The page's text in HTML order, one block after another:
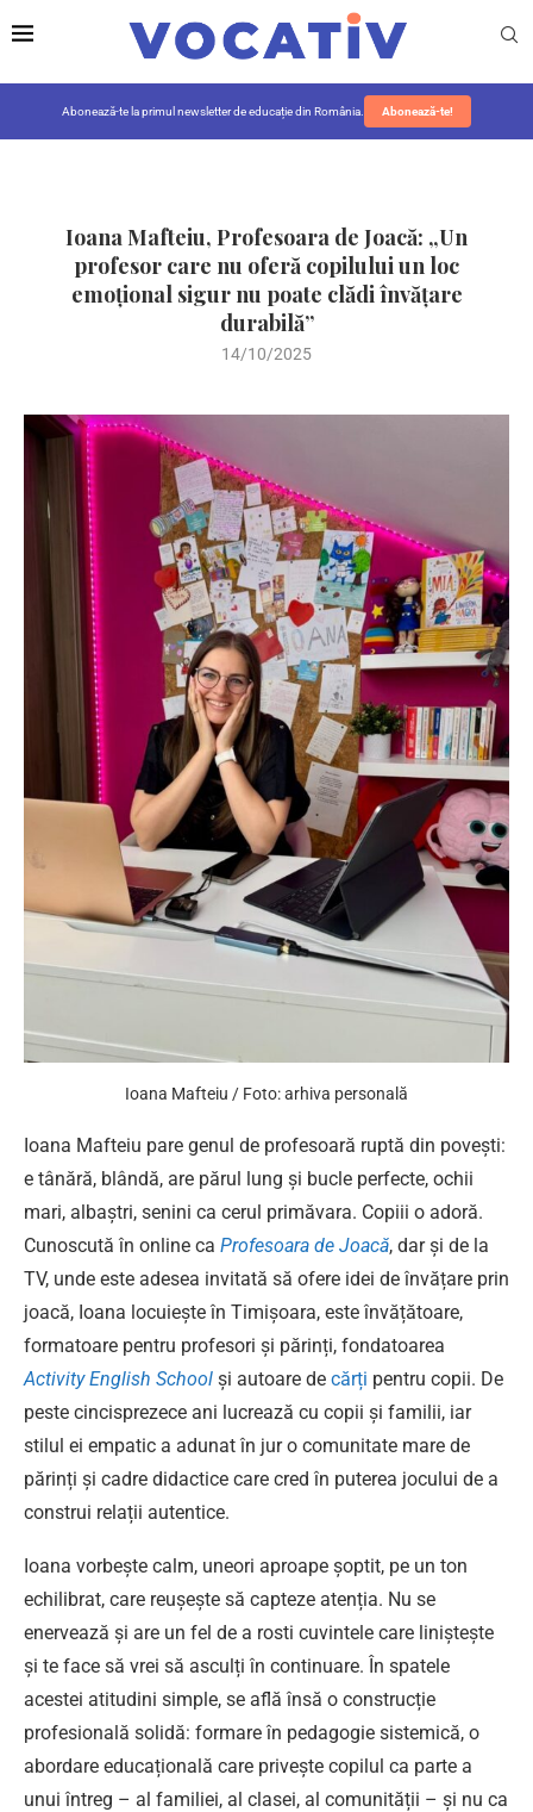
Abonează-te la primul newsletter de educație din România. Abonează-te!
Ioana Mafteiu, Profesoara de Joacă: „Un
profesor care nu oferă copilului un loc
emoțional sigur nu poate clădi învățare
durabilă”
14/10/2025
Ioana Mafteiu / Foto: arhiva personală
Ioana Mafteiu pare genul de profesoară ruptă din povești:
e tânără, blândă, are părul lung și bucle perfecte, ochii
mari, albaștri, senini ca cerul primăvara. Copiii o adoră.
Cunoscută în online ca Profesoara de Joacă, dar și de la
TV, unde este adesea invitată să ofere idei de învățare prin
joacă, Ioana locuiește în Timișoara, este învățătoare,
formatoare pentru profesori și părinți, fondatoarea
Activity English School și autoare de cărți pentru copii. De
peste cincisprezece ani lucrează cu copii și familii, iar
stilul ei empatic a adunat în jur o comunitate mare de
părinți și cadre didactice care cred în puterea jocului de a
construi relații autentice.
Ioana vorbește calm, uneori aproape șoptit, pe un ton
echilibrat, care reușește să capteze atenția. Nu se
enervează și are un fel de a rosti cuvintele care liniștește
și te face să vrei să asculți în continuare. În spatele
acestei atitudini simple, se află însă o construcție
profesională solidă: formare în pedagogie sistemică, o
abordare educațională care privește copilul ca parte a
unui întreg – al familiei, al clasei, al comunității – și nu ca